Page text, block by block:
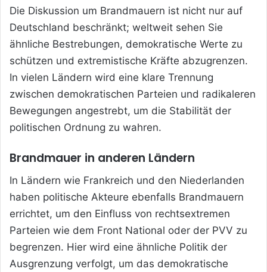
Die Diskussion um Brandmauern ist nicht nur auf
Deutschland beschränkt; weltweit sehen Sie
ähnliche Bestrebungen, demokratische Werte zu
schützen und extremistische Kräfte abzugrenzen.
In vielen Ländern wird eine klare Trennung
zwischen demokratischen Parteien und radikaleren
Bewegungen angestrebt, um die Stabilität der
politischen Ordnung zu wahren.
Brandmauer in anderen Ländern
In Ländern wie Frankreich und den Niederlanden
haben politische Akteure ebenfalls Brandmauern
errichtet, um den Einfluss von rechtsextremen
Parteien wie dem Front National oder der PVV zu
begrenzen. Hier wird eine ähnliche Politik der
Ausgrenzung verfolgt, um das demokratische